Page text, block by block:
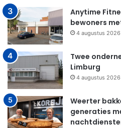
Anytime
bewoners
4 augustus 2026
Twee
Limburg
4 augustus 2026
Weerter
generaties